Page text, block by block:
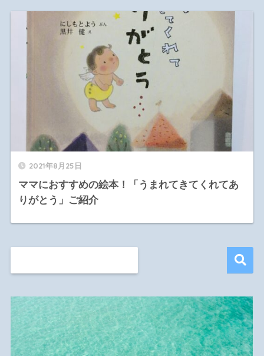
2021年8月25日
ママにおすすめの絵本！「うまれてきてくれてあ
りがとう」ご紹介